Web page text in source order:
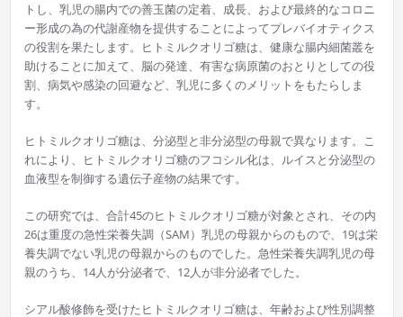
トし、乳児の腸内での善玉菌の定着、成長、および最終的なコロニ
ー形成の為の代謝産物を提供することによってプレバイオティクス
の役割を果たします。ヒトミルクオリゴ糖は、健康な腸内細菌叢を
助けることに加えて、脳の発達、有害な病原菌のおとりとしての役
割、病気や感染の回避など、乳児に多くのメリットをもたらしま
す。
ヒトミルクオリゴ糖は、分泌型と非分泌型の母親で異なります。こ
れにより、ヒトミルクオリゴ糖のフコシル化は、ルイスと分泌型の
血液型を制御する遺伝子産物の結果です。
この研究では、合計45のヒトミルクオリゴ糖が対象とされ、その内
26は重度の急性栄養失調（SAM）乳児の母親からのもので、19は栄
養失調でない乳児の母親からのものでした。急性栄養失調乳児の母
親のうち、14人が分泌者で、12人が非分泌者でした。
シアル酸修飾を受けたヒトミルクオリゴ糖は、年齢および性別調整